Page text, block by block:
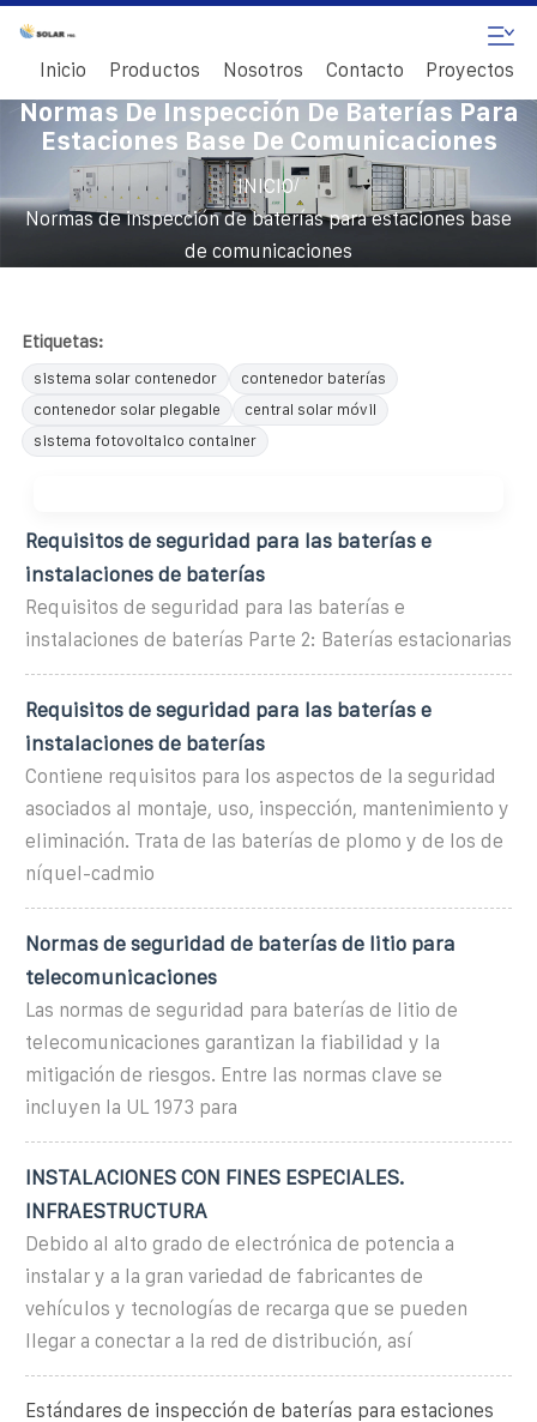
Inicio Productos Nosotros Contacto Proyectos
Normas De Inspección De Baterías Para
Estaciones Base De Comunicaciones
INICIO/
Normas de inspección de baterías para estaciones base
de comunicaciones
Etiquetas:
sistema solar contenedor
contenedor baterías
contenedor solar plegable
central solar móvil
sistema fotovoltaico container
Requisitos de seguridad para las baterías e
instalaciones de baterías
Requisitos de seguridad para las baterías e
instalaciones de baterías Parte 2: Baterías estacionarias
Requisitos de seguridad para las baterías e
instalaciones de baterías
Contiene requisitos para los aspectos de la seguridad
asociados al montaje, uso, inspección, mantenimiento y
eliminación. Trata de las baterías de plomo y de los de
níquel-cadmio
Normas de seguridad de baterías de litio para
telecomunicaciones
Las normas de seguridad para baterías de litio de
telecomunicaciones garantizan la fiabilidad y la
mitigación de riesgos. Entre las normas clave se
incluyen la UL 1973 para
INSTALACIONES CON FINES ESPECIALES.
INFRAESTRUCTURA
Debido al alto grado de electrónica de potencia a
instalar y a la gran variedad de fabricantes de
vehículos y tecnologías de recarga que se pueden
llegar a conectar a la red de distribución, así
Estándares de inspección de baterías para estaciones